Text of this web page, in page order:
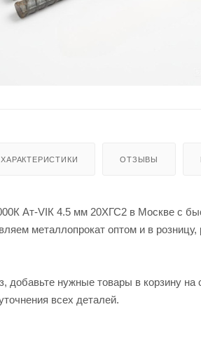
ХАРАКТЕРИСТИКИ ОТЗЫВЫ
Ат-VIК 4.5 мм 20ХГС2 в Москве с
металлопрокат оптом и в
добавьте нужные товары в корзину
всех деталей.